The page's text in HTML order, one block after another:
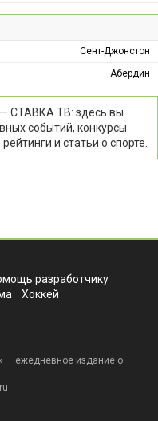
Сент-Джонстон
Абердин
СТАВКА ТВ: здесь вы
событий, конкурсы
и статьи о спорте.
разработчику
Хоккей
» — ежедневное издание о